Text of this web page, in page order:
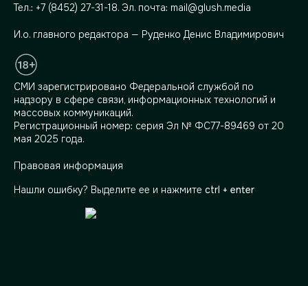
Тел.: +7 (8452) 27-31-18. Эл. почта: mail@glush.media
И.о. главного редактора — Руденко Денис Владимирович
СМИ зарегистрировано Федеральной службой по
надзору в сфере связи, информационных технологий и
массовых коммуникаций.
Регистрационный номер: серия Эл № ФС77-89469 от 20
мая 2025 года.
Правовая информация
Нашли ошибку? Выделите ее и нажмите ctrl + enter